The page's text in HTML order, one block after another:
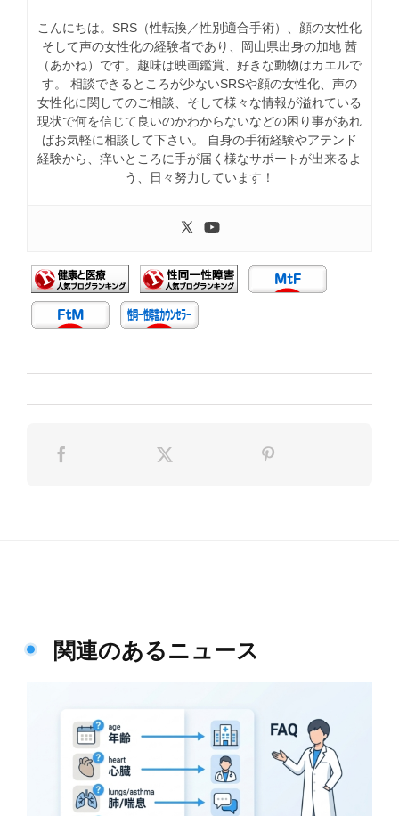
こんにちは。SRS（性転換／性別適合手術）、顔の女性化
そして声の女性化の経験者であり、岡山県出身の加地 茜
（あかね）です。趣味は映画鑑賞、好きな動物はカエルで
す。 相談できるところが少ないSRSや顔の女性化、声の
女性化に関してのご相談、そして様々な情報が溢れている
現状で何を信じて良いのかわからないなどの困り事があれ
ばお気軽に相談して下さい。 自身の手術経験やアテンド
経験から、痒いところに手が届く様なサポートが出来るよ
う、日々努力しています！
関連のあるニュース